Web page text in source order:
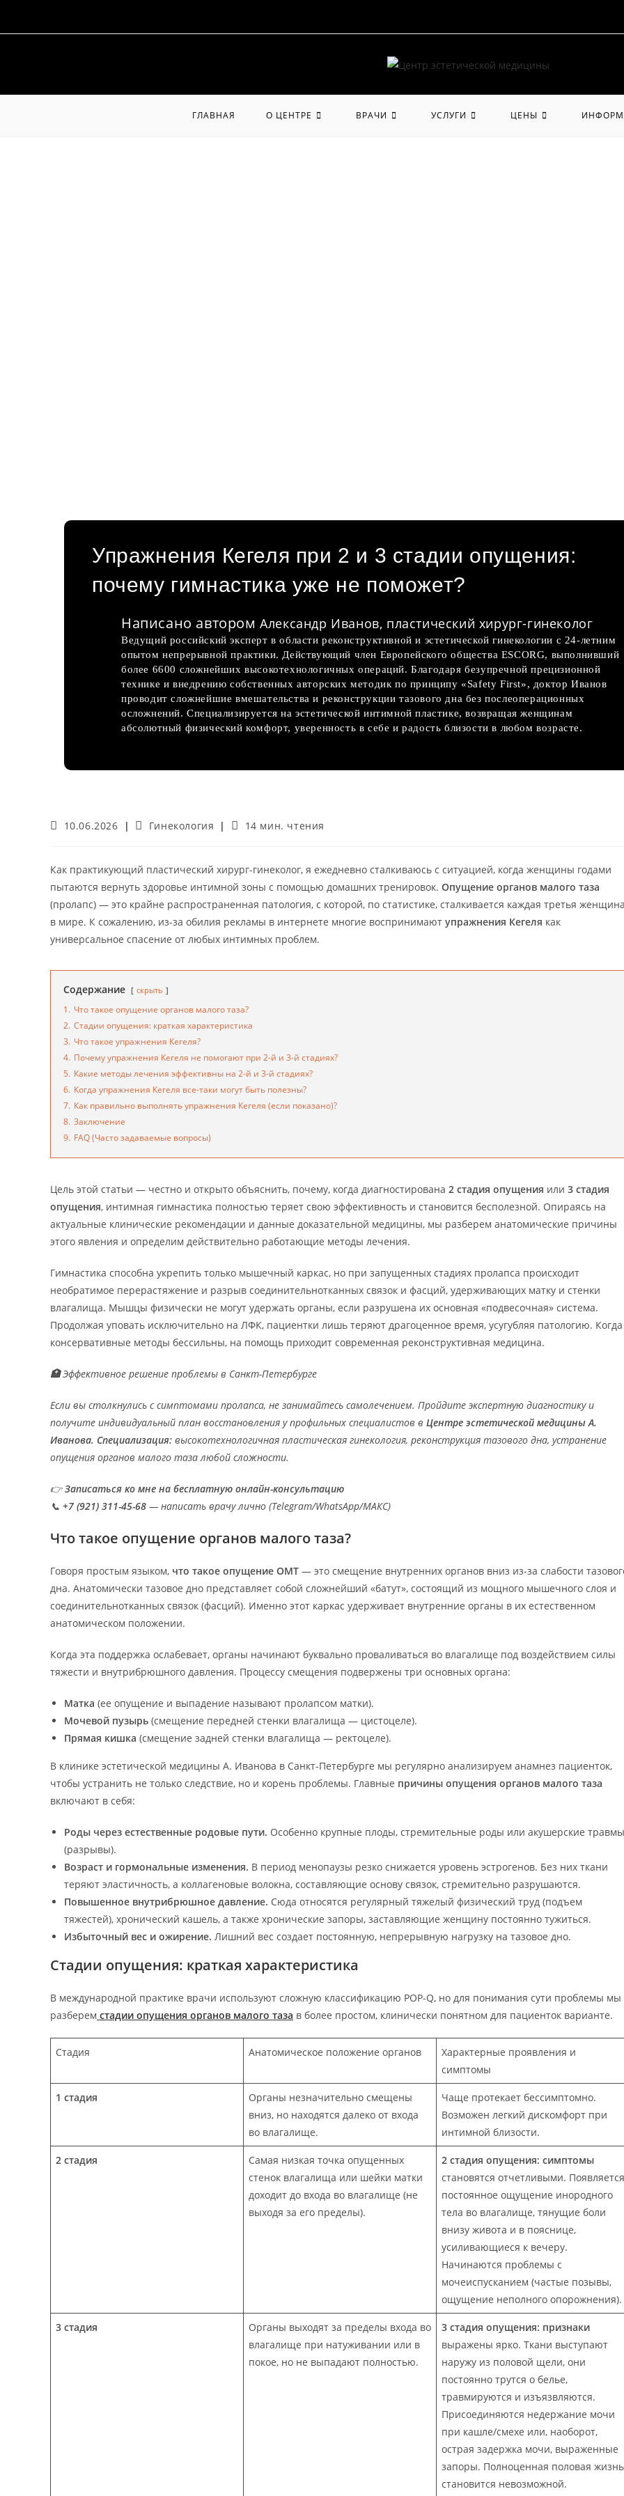
ГЛАВНАЯ О ЦЕНТРЕ ВРАЧИ УСЛУГИ ЦЕНЫ
Упражнения Кегеля при 2 и 3 стадии опущения:
почему гимнастика уже не поможет?
Написано авторомАлександр Иванов, пластический хирург-гинеколог
Ведущий российский эксперт в области реконструктивной и эстетической гинекологии с 24-летним
опытом непрерывной практики. Действующий член Европейского общества ESCORG, выполнивший
более 6600 сложнейших высокотехнологичных операций. Благодаря безупречной прецизионной
технике и внедрению собственных авторских методик по принципу «Safety First», доктор Иванов
проводит сложнейшие вмешательства и реконструкции тазового дна без послеоперационных
осложнений. Специализируется на эстетической интимной пластике, возвращая женщинам
абсолютный физический комфорт, уверенность в себе и радость близости в любом возрасте.
Запись
10.06.2026
Рубрика
Гинекология
Время
14 мин. чтения
Как практикующий пластический хирург-гинеколог, я ежедневно сталкиваюсь с ситуацией, когда женщины годами
пытаются вернуть здоровье интимной зоны с помощью домашних тренировок. Опущение органов малого таза
(пролапс) — это крайне распространенная патология, с которой, по статистике, сталкивается каждая третья женщина
в мире. К сожалению, из-за обилия рекламы в интернете многие воспринимают упражнения Кегеля как
универсальное спасение от любых интимных проблем.
Содержание скрыть
1. Что такое опущение органов малого таза?
2. Стадии опущения: краткая характеристика
3. Что такое упражнения Кегеля?
4. Почему упражнения Кегеля не помогают при 2-й и 3-й стадиях?
5. Какие методы лечения эффективны на 2-й и 3-й стадиях?
6. Когда упражнения Кегеля все-таки могут быть полезны?
7. Как правильно выполнять упражнения Кегеля (если показано)?
8. Заключение
9. FAQ (Часто задаваемые вопросы)
Цель этой статьи — честно и открыто объяснить, почему, когда диагностирована 2 стадия опущения или 3 стадия
опущения, интимная гимнастика полностью теряет свою эффективность и становится бесполезной. Опираясь на
актуальные клинические рекомендации и данные доказательной медицины, мы разберем анатомические причины
этого явления и определим действительно работающие методы лечения.
Гимнастика способна укрепить только мышечный каркас, но при запущенных стадиях пролапса происходит
необратимое перерастяжение и разрыв соединительнотканных связок и фасций, удерживающих матку и стенки
влагалища. Мышцы физически не могут удержать органы, если разрушена их основная «подвесочная» система.
Продолжая уповать исключительно на ЛФК, пациентки лишь теряют драгоценное время, усугубляя патологию. Когда
консервативные методы бессильны, на помощь приходит современная реконструктивная медицина.
🏥Эффективное решение проблемы в Санкт-Петербурге
Если вы столкнулись с симптомами пролапса, не занимайтесь самолечением. Пройдите экспертную диагностику и
получите индивидуальный план восстановления у профильных специалистов в Центре эстетической медицины А.
Иванова. Специализация: высокотехнологичная пластическая гинекология, реконструкция тазового дна, устранение
опущения органов малого таза любой сложности.
👉Записаться ко мне на бесплатную онлайн-консультацию
📞 +7 (921) 311-45-68 — написать врачу лично (Telegram/WhatsApp/МАКС)
Что такое опущение органов малого таза?
Говоря простым языком, что такое опущение ОМТ — это смещение внутренних органов вниз из-за слабости
дна. Анатомически тазовое дно представляет собой сложнейший «батут», состоящий из мощного мышечного слоя и
соединительнотканных связок (фасций). Именно этот каркас удерживает внутренние органы в их естественном
анатомическом положении.
Когда эта поддержка ослабевает, органы начинают буквально проваливаться во влагалище под воздействием силы
тяжести и внутрибрюшного давления. Процессу смещения подвержены три основных органа:
Матка (ее опущение и выпадение называют пролапсом матки).
Мочевой пузырь (смещение передней стенки влагалища — цистоцеле).
Прямая кишка (смещение задней стенки влагалища — ректоцеле).
В клинике эстетической медицины А. Иванова в Санкт-Петербурге мы регулярно анализируем анамнез пациенток,
чтобы устранить не только следствие, но и корень проблемы. Главные причины опущения органов малого таза
включают в себя:
Роды через естественные родовые пути. Особенно крупные плоды, стремительные роды или акушерские травмы
(разрывы).
Возраст и гормональные изменения. В период менопаузы резко снижается уровень эстрогенов. Без них ткани
теряют эластичность, а коллагеновые волокна, составляющие основу связок, стремительно разрушаются.
Повышенное внутрибрюшное давление. Сюда относятся регулярный тяжелый физический труд (подъем
тяжестей), хронический кашель, а также хронические запоры, заставляющие женщину постоянно тужиться.
Избыточный вес и ожирение. Лишний вес создает постоянную, непрерывную нагрузку на тазовое дно.
Стадии опущения: краткая характеристика
В международной практике врачи используют сложную классификацию POP-Q, но для понимания сути проблемы мы
разберем стадии опущения органов малого таза в более простом, клинически понятном для пациенток варианте.
Стадия Анатомическое положение органов
Характерные проявления и
симптомы
1 стадия
Органы незначительно смещены
вниз, но находятся далеко от входа
во влагалище.
Чаще протекает бессимптомно.
Возможен легкий дискомфорт при
интимной близости.
2 стадия
Самая низкая точка опущенных
стенок влагалища или шейки матки
доходит до входа во влагалище (не
выходя за его пределы).
2 стадия опущения: симптомы
становятся отчетливыми. Появляется
постоянное ощущение инородного
тела во влагалище, тянущие боли
внизу живота и в пояснице,
усиливающиеся к вечеру.
Начинаются проблемы с
мочеиспусканием (частые позывы,
ощущение неполного опорожнения).
3 стадия
Органы выходят за пределы входа во
влагалище при натуживании или в
покое, но не выпадают полностью.
3 стадия опущения: признаки
выражены ярко. Ткани выступают
наружу из половой щели, они
постоянно трутся о белье,
травмируются и изъязвляются.
Присоединяются недержание мочи
при кашле/смехе или, наоборот,
острая задержка мочи, выраженные
запоры. Полноценная половая жизнь
становится невозможной.